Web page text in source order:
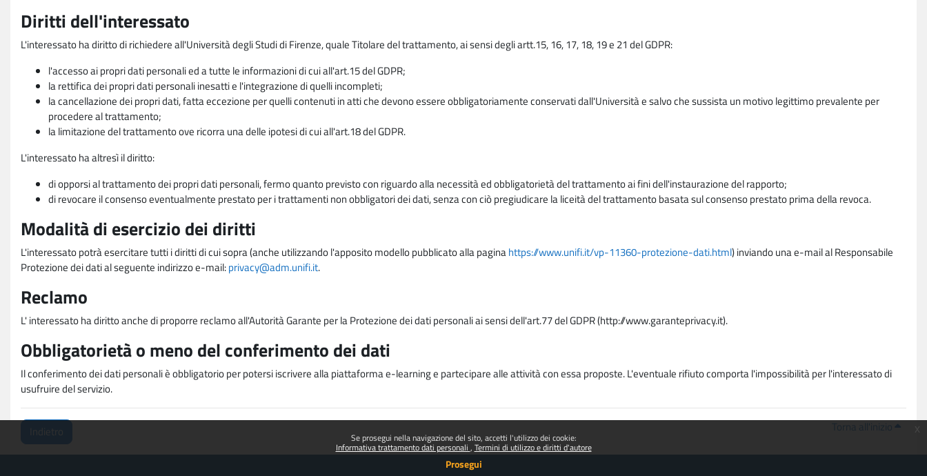
Se prosegui nella navigazione del sito, accetti l'utilizzo dei cookie:
Informativa trattamento dati personali Termini di utilizzo e diritti d'autore
Prosegui
Diritti dell'interessato
L'interessato ha diritto di richiedere all'Università degli Studi di Firenze, quale Titolare del trattamento, ai sensi degli artt.15, 16, 17, 18, 19 e 21 del GDPR:
l'accesso ai propri dati personali ed a tutte le informazioni di cui all'art.15 del GDPR;
la rettifica dei propri dati personali inesatti e l'integrazione di quelli incompleti;
la cancellazione dei propri dati, fatta eccezione per quelli contenuti in atti che devono essere obbligatoriamente conservati dall'Università e salvo che sussista un motivo legittimo prevalente per
procedere al trattamento;
la limitazione del trattamento ove ricorra una delle ipotesi di cui all'art.18 del GDPR.
L'interessato ha altresì il diritto:
di opporsi al trattamento dei propri dati personali, fermo quanto previsto con riguardo alla necessità ed obbligatorietà del trattamento ai fini dell'instaurazione del rapporto;
di revocare il consenso eventualmente prestato per i trattamenti non obbligatori dei dati, senza con ciò pregiudicare la liceità del trattamento basata sul consenso prestato prima della revoca.
Modalità di esercizio dei diritti
L'interessato potrà esercitare tutti i diritti di cui sopra (anche utilizzando l'apposito modello pubblicato alla paginahttps://www.unifi.it/vp-11360-protezione-dati.html) inviando una e-mail al Responsabile
Protezione dei dati al seguente indirizzo e-mail:privacy@adm.unifi.it.
Reclamo
L' interessato ha diritto anche di proporre reclamo all'Autorità Garante per la Protezione dei dati personali ai sensi dell'art.77 del GDPR (http://www.garanteprivacy.it).
Obbligatorietà o meno del conferimento dei dati
Il conferimento dei dati personali è obbligatorio per potersi iscrivere alla piattaforma e-learning e partecipare alle attività con essa proposte. L'eventuale rifiuto comporta l'impossibilità per l'interessato di
usufruire del servizio.
Indietro Torna all'inizio